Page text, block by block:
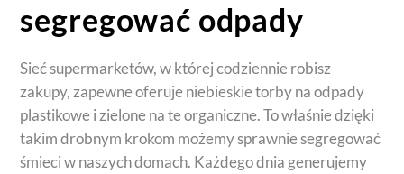
segregować odpady
Sieć supermarketów, w której codziennie robisz
zakupy, zapewne oferuje niebieskie torby na odpady
plastikowe i zielone na te organiczne. To właśnie dzięki
takim drobnym krokom możemy sprawnie segregować
śmieci w naszych domach. Każdego dnia generujemy